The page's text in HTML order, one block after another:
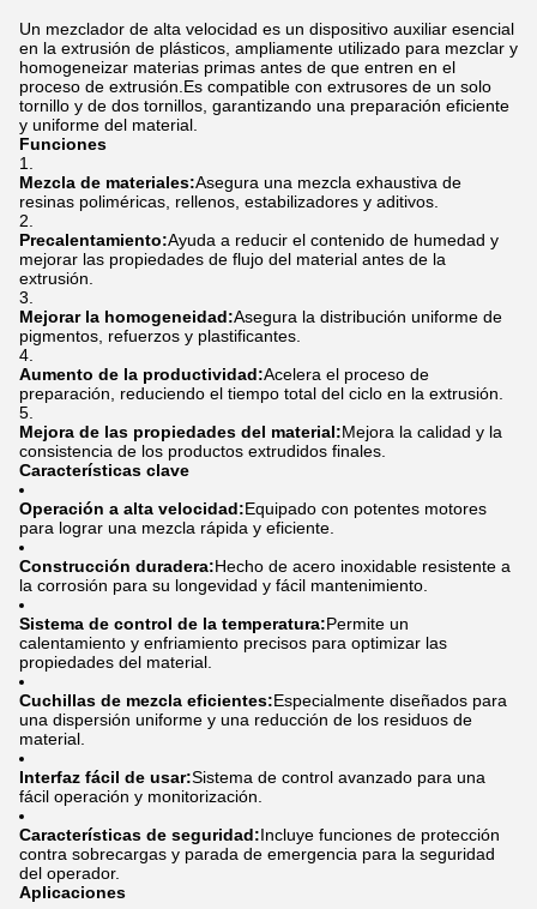
Un mezclador de alta velocidad es un dispositivo auxiliar esencial
en la extrusión de plásticos, ampliamente utilizado para mezclar y
homogeneizar materias primas antes de que entren en el
proceso de extrusión.Es compatible con extrusores de un solo
tornillo y de dos tornillos, garantizando una preparación eficiente
y uniforme del material.
Funciones
Mezcla de materiales:Asegura una mezcla exhaustiva de
resinas poliméricas, rellenos, estabilizadores y aditivos.
Precalentamiento:Ayuda a reducir el contenido de humedad y
mejorar las propiedades de flujo del material antes de la
extrusión.
Mejorar la homogeneidad:Asegura la distribución uniforme de
pigmentos, refuerzos y plastificantes.
Aumento de la productividad:Acelera el proceso de
preparación, reduciendo el tiempo total del ciclo en la extrusión.
Mejora de las propiedades del material:Mejora la calidad y la
consistencia de los productos extrudidos finales.
Características clave
Operación a alta velocidad:Equipado con potentes motores
para lograr una mezcla rápida y eficiente.
Construcción duradera:Hecho de acero inoxidable resistente a
la corrosión para su longevidad y fácil mantenimiento.
Sistema de control de la temperatura:Permite un
calentamiento y enfriamiento precisos para optimizar las
propiedades del material.
Cuchillas de mezcla eficientes:Especialmente diseñados para
una dispersión uniforme y una reducción de los residuos de
material.
Interfaz fácil de usar:Sistema de control avanzado para una
fácil operación y monitorización.
Características de seguridad:Incluye funciones de protección
contra sobrecargas y parada de emergencia para la seguridad
del operador.
Aplicaciones